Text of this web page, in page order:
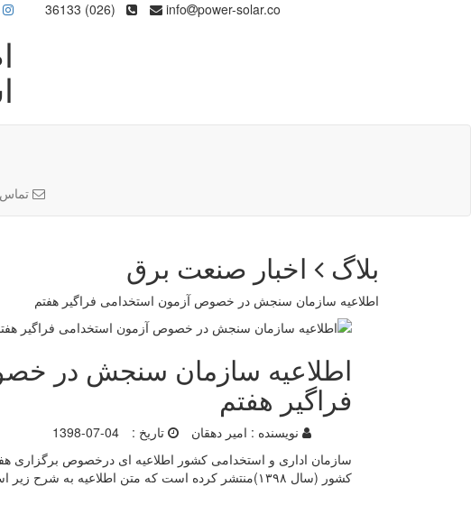
info power-solar.co
(026) 36133
تماس
بلاگ اخبار صنعت برق
اطلاعیه سازمان سنجش در خصوص آزمون استخدامی فراگیر هفتم
اطلاعیه سازمان سنجش در
فراگیر هفتم
نویسنده : امیر دهقان تاریخ :
1398-07-04
سازمان اداری و استخدامی کشور اطلاعیه ای درخصوص برگزاری
کشور (سال ۱۳۹۸)منتشر کرده است که متن اطلاعیه به شرح زیر است: